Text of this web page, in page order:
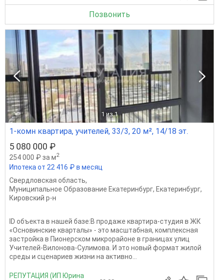
Позвонить
1 из 1
1-комн квартира, учителей, 33/3, 20 м², 14/18 эт.
5 080 000 ₽
254 000 ₽ за м2
Ипотека от 22 416 ₽ в месяц
Свердловская область,
Муниципальное Образование Екатеринбург, Екатеринбург,
Кировский р-н
ID объекта в нашей базе:В продаже квартира-студия в ЖК
«Основинские кварталы» - это масштабная, комплексная
застройка в Пионерском микрорайоне в границах улиц
Учителей-Вилонова-Сулимова. И это новый формат жилой
среды и сценариев жизни на активно...
РЕПУТАЦИЯ (ИП Юрина